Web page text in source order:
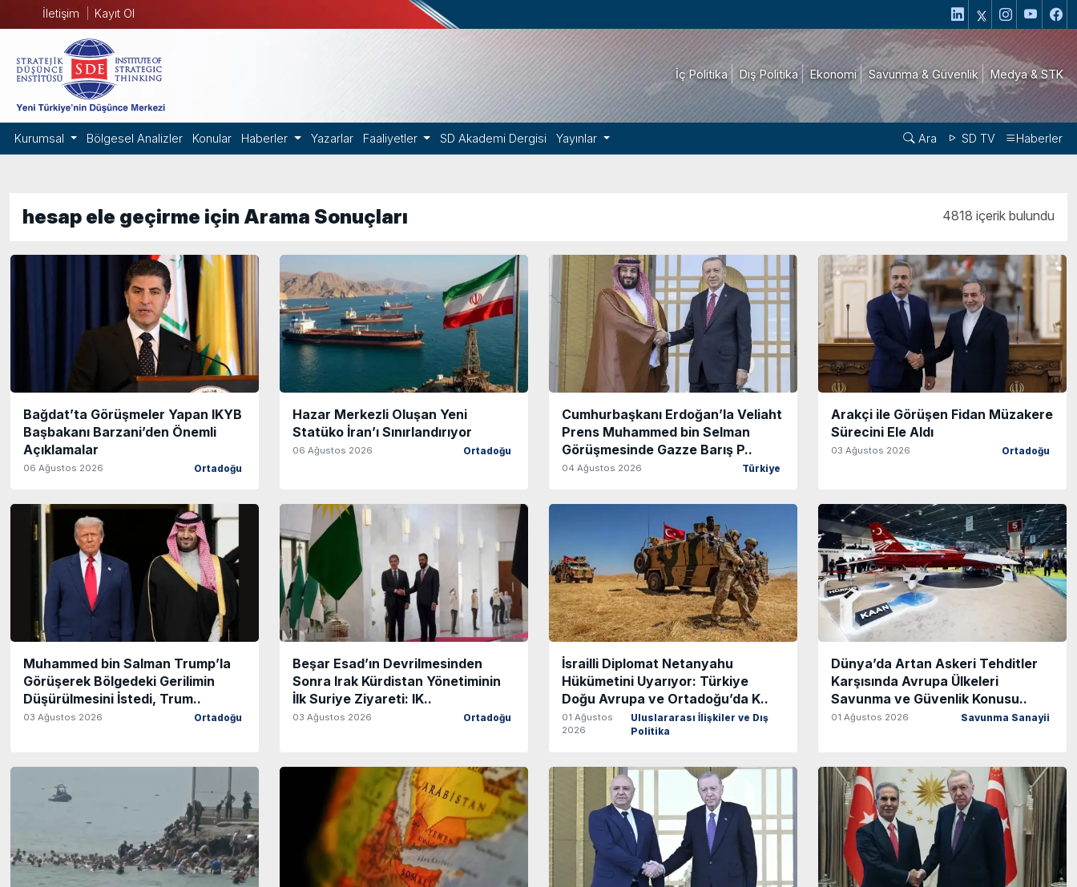
İletişim Kayıt Ol
İç Politika Dış Politika Ekonomi Savunma & Güvenlik Medya & STK
Kurumsal Bölgesel Analizler Konular Haberler Yazarlar Faaliyetler SD Akademi Dergisi Yayınlar Ara SD TV Haberler
hesap ele geçirme için Arama Sonuçları 4818 içerik bulundu
Bağdat’ta Görüşmeler Yapan IKYB
Başbakanı Barzani’den Önemli
Açıklamalar
06 Ağustos 2026 Ortadoğu
Hazar Merkezli Oluşan Yeni
Statüko İran’ı Sınırlandırıyor
06 Ağustos 2026 Ortadoğu
Cumhurbaşkanı Erdoğan’la Veliaht
Prens Muhammed bin Selman
Görüşmesinde Gazze Barış P..
04 Ağustos 2026 Türkiye
Arakçi ile Görüşen Fidan Müzakere
Sürecini Ele Aldı
03 Ağustos 2026 Ortadoğu
Muhammed bin Salman Trump’la
Görüşerek Bölgedeki Gerilimin
Düşürülmesini İstedi, Trum..
03 Ağustos 2026 Ortadoğu
Beşar Esad’ın Devrilmesinden
Sonra Irak Kürdistan Yönetiminin
İlk Suriye Ziyareti: IK..
03 Ağustos 2026 Ortadoğu
İsrailli Diplomat Netanyahu
Hükümetini Uyarıyor: Türkiye
Doğu Avrupa ve Ortadoğu’da K..
01 Ağustos
2026
Uluslararası İlişkiler ve Dış
Politika
Dünya’da Artan Askeri Tehditler
Karşısında Avrupa Ülkeleri
Savunma ve Güvenlik Konusu..
01 Ağustos 2026 Savunma Sanayii